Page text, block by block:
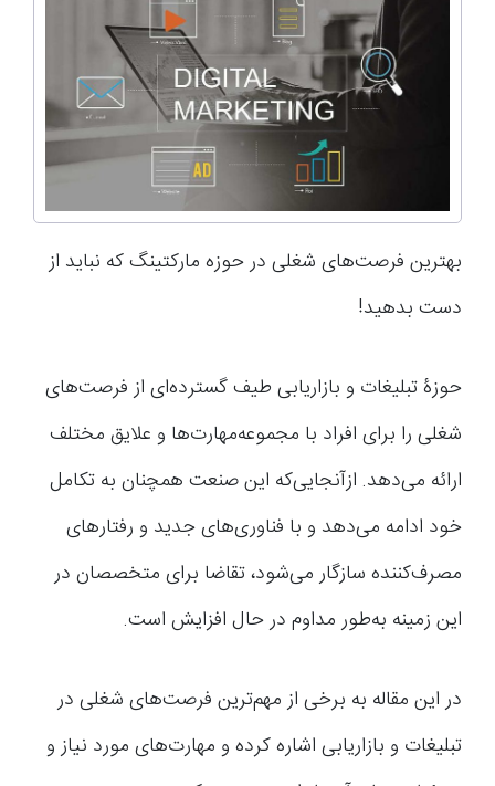
بهترین فرصت‌های شغلی در حوزه مارکتینگ که نباید از
دست بدهید!
حوزۀ تبلیغات و بازاریابی طیف گسترده‌ای از فرصت‌های
شغلی را برای افراد با مجموعه‌مهارت‌ها و علایق مختلف
ارائه می‌دهد. از‌آنجایی‌که این صنعت همچنان به تکامل
خود ادامه می‌دهد و با فناوری‌های جدید و رفتارهای
مصرف‌کننده سازگار می‌شود، تقاضا برای متخصصان در
این زمینه به‌طور مداوم در حال افزایش است.
در این مقاله به برخی از مهم‌ترین فرصت‌های شغلی در
تبلیغات و بازاریابی اشاره کرده و مهارت‌های مورد نیاز و